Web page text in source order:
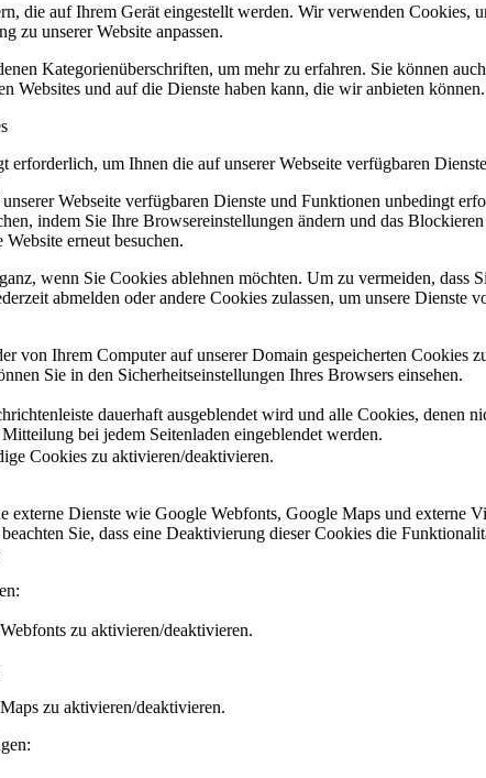
die auf Ihrem Gerät eingestellt werden. Wir verwenden Cookies,
zu unserer Website anpassen.
Kategorienüberschriften, um mehr zu erfahren. Sie können
Websites und auf die Dienste haben kann, die wir anbieten können.
erforderlich, um Ihnen die auf unserer Webseite verfügbaren
Webseite verfügbaren Dienste und Funktionen unbedingt
indem Sie Ihre Browsereinstellungen ändern und das
erneut besuchen.
wenn Sie Cookies ablehnen möchten. Um zu vermeiden,
abmelden oder andere Cookies zulassen, um unsere
von Ihrem Computer auf unserer Domain gespeicherten
Sie in den Sicherheitseinstellungen Ihres Browsers einsehen.
dauerhaft ausgeblendet wird und alle Cookies, denen
bei jedem Seitenladen eingeblendet werden.
Cookies zu aktivieren/deaktivieren.
externe Dienste wie Google Webfonts, Google Maps und externe
Sie, dass eine Deaktivierung dieser Cookies die
zu aktivieren/deaktivieren.
zu aktivieren/deaktivieren.